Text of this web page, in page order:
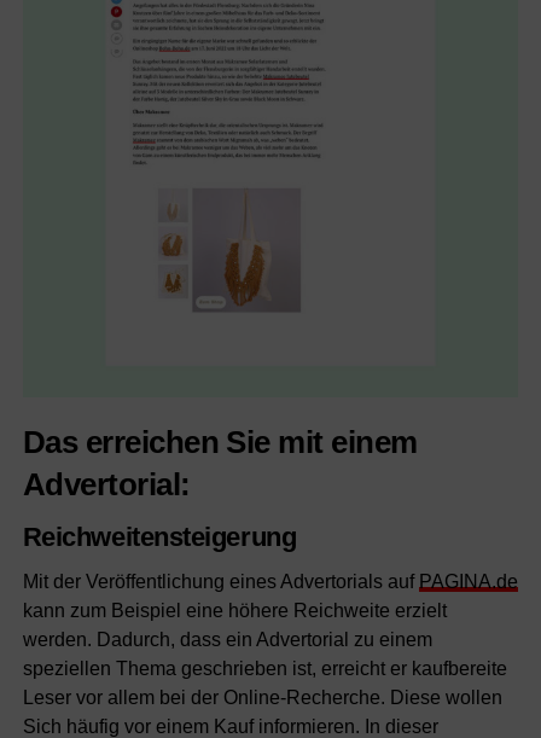
Das erreichen Sie mit einem
Advertorial:
Reichweitensteigerung
Mit der Veröffentlichung eines Advertorials auf PAGINA.de
kann zum Beispiel eine höhere Reichweite erzielt
werden. Dadurch, dass ein Advertorial zu einem
speziellen Thema geschrieben ist, erreicht er kaufbereite
Leser vor allem bei der Online-Recherche. Diese wollen
Sich häufig vor einem Kauf informieren. In dieser